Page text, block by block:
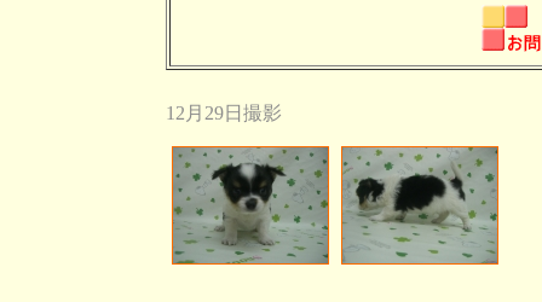
12月29日撮影